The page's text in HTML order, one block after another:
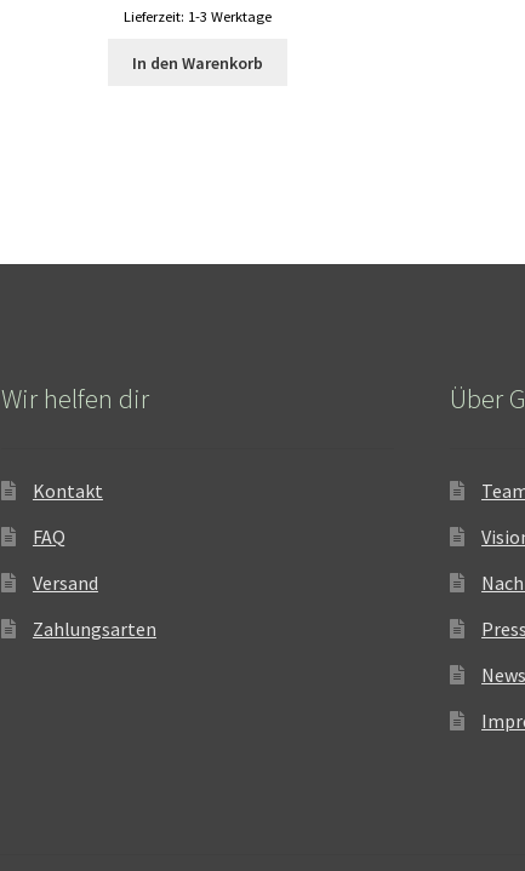
Lieferzeit: 1-3 Werktage
In den Warenkorb
Wir helfen dir
Kontakt
FAQ
Versand
Zahlungsarten
Über